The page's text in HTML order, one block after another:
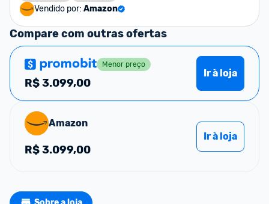
Vendido por: Amazon
Compare com outras ofertas
Menor preço
R$3.099,00
Ir à loja
Amazon
R$3.099,00
Ir à loja